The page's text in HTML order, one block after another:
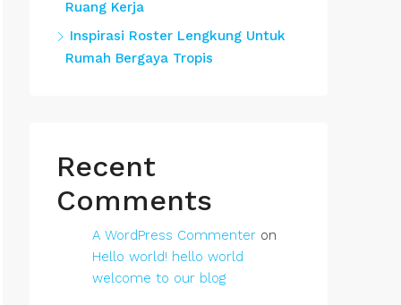
Ruang Kerja
Inspirasi Roster Lengkung Untuk
Rumah Bergaya Tropis
Recent
Comments
A WordPress Commenter on
Hello world! hello world
welcome to our blog